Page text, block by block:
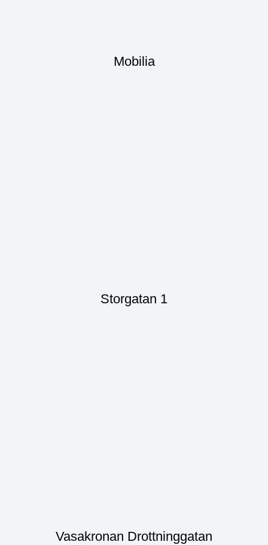
Mobilia
Storgatan 1
Vasakronan Drottninggatan